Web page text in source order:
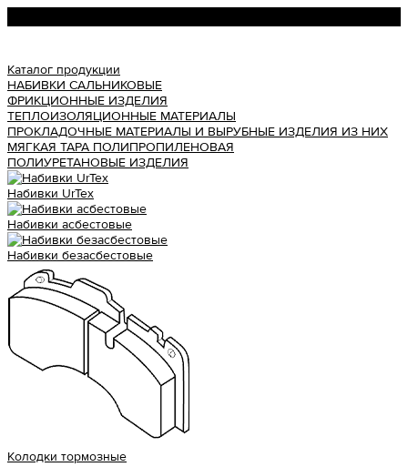
Каталог продукции
НАБИВКИ САЛЬНИКОВЫЕ
ФРИКЦИОННЫЕ ИЗДЕЛИЯ
ТЕПЛОИЗОЛЯЦИОННЫЕ МАТЕРИАЛЫ
ПРОКЛАДОЧНЫЕ МАТЕРИАЛЫ И ВЫРУБНЫЕ ИЗДЕЛИЯ ИЗ НИХ
МЯГКАЯ ТАРА ПОЛИПРОПИЛЕНОВАЯ
ПОЛИУРЕТАНОВЫЕ ИЗДЕЛИЯ
Набивки UrTex
Набивки асбестовые
Набивки безасбестовые
Колодки тормозные